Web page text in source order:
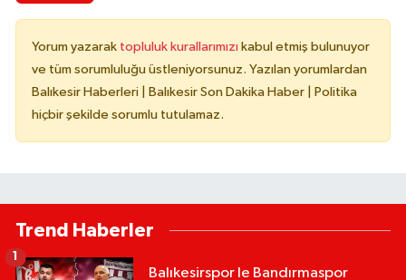
Yorum yazarak topluluk kurallarımızı kabul etmiş bulunuyor
ve tüm sorumluluğu üstleniyorsunuz. Yazılan yorumlardan
Balıkesir Haberleri | Balıkesir Son Dakika Haber | Politika
hiçbir şekilde sorumlu tutulamaz.
Trend Haberler
Balıkesirspor le Bandırmaspor
1